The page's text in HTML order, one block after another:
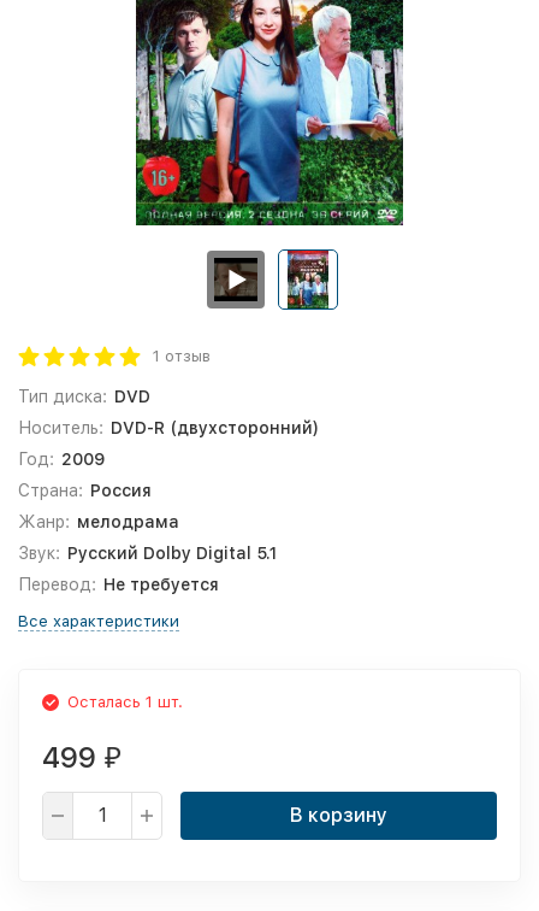
1 отзыв
Тип диска: DVD
Носитель: DVD-R (двухсторонний)
Год: 2009
Страна: Россия
Жанр: мелодрама
Звук: Русский Dolby Digital 5.1
Перевод: Не требуется
Все характеристики
Осталась 1 шт.
499 ₽
В корзину